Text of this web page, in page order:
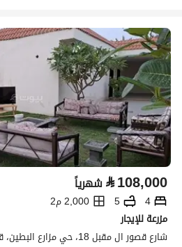
⃁108,000 شهرياً
4
5
2,000 م2
مزرعة للإيجار
شارع قصور ال مقبل 18، حي مزارع البطين، قصور ال مقبل